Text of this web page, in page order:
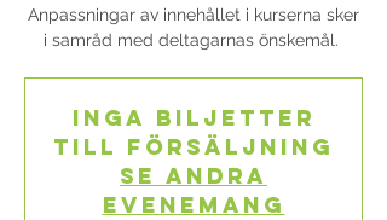
Anpassningar av innehållet i kurserna sker
i samråd med deltagarnas önskemål.
Inga biljetter
till försäljning
Se andra
evenemang